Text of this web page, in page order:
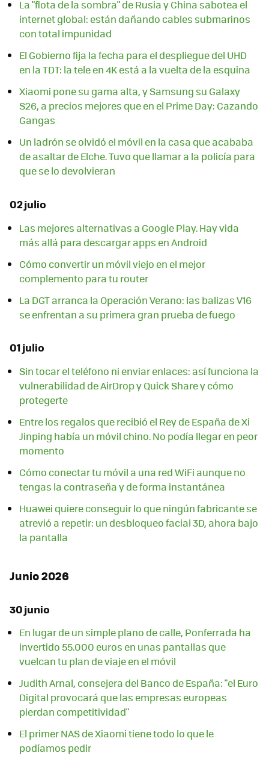
La "flota de la sombra" de Rusia y China sabotea el
internet global: están dañando cables submarinos
con total impunidad
El Gobierno fija la fecha para el despliegue del UHD
en la TDT: la tele en 4K está a la vuelta de la esquina
Xiaomi pone su gama alta, y Samsung su Galaxy
S26, a precios mejores que en el Prime Day: Cazando
Gangas
Un ladrón se olvidó el móvil en la casa que acababa
de asaltar de Elche. Tuvo que llamar a la policía para
que se lo devolvieran
02 julio
Las mejores alternativas a Google Play. Hay vida
más allá para descargar apps en Android
Cómo convertir un móvil viejo en el mejor
complemento para tu router
La DGT arranca la Operación Verano: las balizas V16
se enfrentan a su primera gran prueba de fuego
01 julio
Sin tocar el teléfono ni enviar enlaces: así funciona la
vulnerabilidad de AirDrop y Quick Share y cómo
protegerte
Entre los regalos que recibió el Rey de España de Xi
Jinping había un móvil chino. No podía llegar en peor
momento
Cómo conectar tu móvil a una red WiFi aunque no
tengas la contraseña y de forma instantánea
Huawei quiere conseguir lo que ningún fabricante se
atrevió a repetir: un desbloqueo facial 3D, ahora bajo
la pantalla
Junio 2026
30 junio
En lugar de un simple plano de calle, Ponferrada ha
invertido 55.000 euros en unas pantallas que
vuelcan tu plan de viaje en el móvil
Judith Arnal, consejera del Banco de España: "el Euro
Digital provocará que las empresas europeas
pierdan competitividad"
El primer NAS de Xiaomi tiene todo lo que le
podíamos pedir